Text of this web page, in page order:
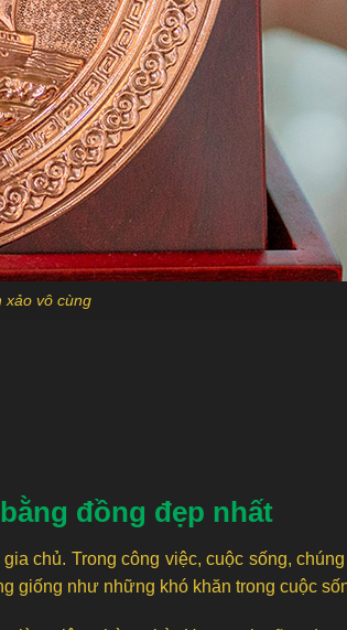
xảo vô cùng
đồng đẹp nhất
chủ. Trong công việc, cuộc sống,
giống như những khó khăn trong cuộc